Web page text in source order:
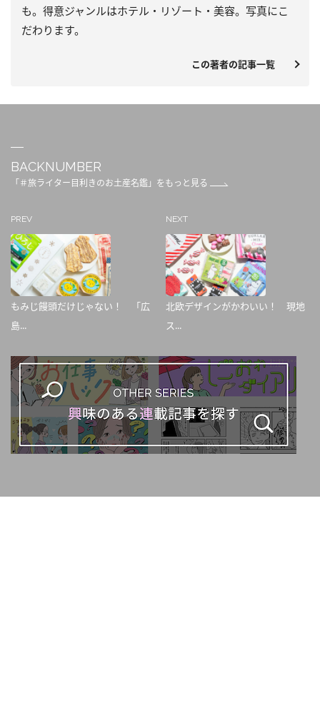
も。得意ジャンルはホテル・リゾート・美容。写真にこ
だわります。
この著者の記事一覧
BACKNUMBER
「＃旅ライター目利きのお土産名鑑」をもっと見る
PREV
もみじ饅頭だけじゃない！ 「広
島...
NEXT
北欧デザインがかわいい！ 現地
ス...